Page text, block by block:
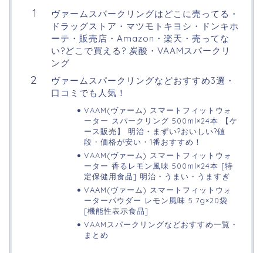
ヴァームスパークリングはどこに売ってる・
ドラッグストア・マツモトキヨシ・ドンキホ
ーテ・販売店・Amazon・楽天・売ってな
い?どこで買える? 炭酸・VAAMスパークリ
ング
ヴァームスパークリングなどおすすめ3選・
口コミでも人気！
VAAM(ヴァーム) スマートフィットウォ
ーター スパークリング 500ml×24本 【ケ
ース販売】 明治・まずい?おいしい?値
段・価格が安い・1番おすすめ！
VAAM(ヴァーム) スマートフィットウォ
ーター 香るレモン風味 500ml×24本 [特
定保健用食品] 明治・うまい・うますぎ
VAAM(ヴァーム) スマートフィットウォ
ーターパウダー レモン風味 5.7g×20袋
[機能性表示食品]
VAAMスパークリングなどおすすめ一覧・
まとめ